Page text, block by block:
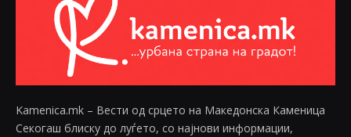
Kamenica.mk – Вести од срцето на Македонска Каменица
Секогаш блиску до луѓето, со најнови информации,